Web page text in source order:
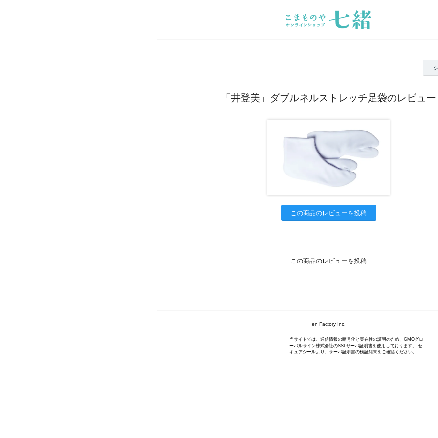
「井登美」ダブルネルストレッチ足袋のレビュー
この商品のレビューを投稿
この商品のレビューを投稿
en Factory Inc.
当サイトでは、通信情報の暗号化と実在性の証明のため、GMOグロ
ーバルサイン株式会社のSSLサーバ証明書を使用しております。 セ
キュアシールより、サーバ証明書の検証結果をご確認ください。